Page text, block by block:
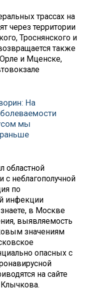
трассах на
через территории
Троснянского и
также
и Мценске,
На
мы
областной
с неблагополучной
по
инфекции
в Москве
выявляемость
значениям
опасных с
на сайте
Клычкова.